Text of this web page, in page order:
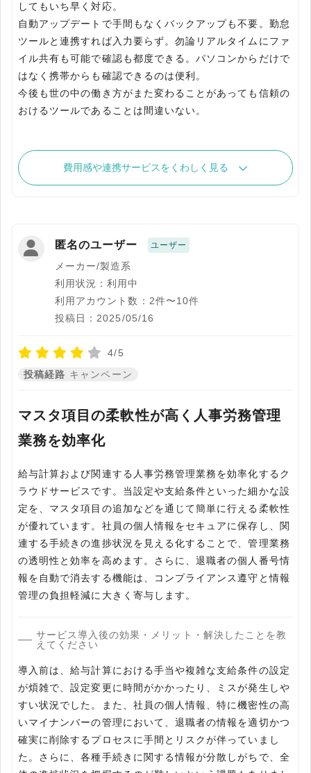
してもいち早く対応。
自動アップデートで手間もなくバックアップも不要。勤怠
ツールと連携すれば入力要らず。勿論リアルタイムにファ
イル共有も可能で確認も都度できる。パソコンからだけで
はなく携帯からも確認できるのは便利。
今後も世の中の働き方がまた変わることがあっても信頼の
おけるツールであることは間違いない。
費用感や連携サービスをくわしく見る
匿名のユーザー ユーザー
メーカー/製造系
利用状況：利用中
利用アカウント数：2件〜10件
投稿日：2025/05/16
4/5
投稿経路 キャンペーン
マスタ項目の柔軟性が高く人事労務管理
業務を効率化
給与計算および関連する人事労務管理業務を効率化するク
ラウドサービスです。当設定や支給条件といった細かな設
定を、マスタ項目の追加などを通じて簡単に行える柔軟性
が優れています。社員の個人情報をセキュアに保存し、関
連する手続きの進捗状況を見える化することで、管理業務
の透明性と効率を高めます。さらに、退職者の個人番号情
報を自動で消去する機能は、コンプライアンス遵守と情報
管理の負担軽減に大きく寄与します。
サービス導入後の効果・メリット・解決したことを教
えてください
導入前は、給与計算における手当や複雑な支給条件の設定
が煩雑で、設定変更に時間がかかったり、ミスが発生しや
すい状況でした。また、社員の個人情報、特に機密性の高
いマイナンバーの管理において、退職者の情報を適切かつ
確実に削除するプロセスに手間とリスクが伴っていまし
た。さらに、各種手続きに関する情報が分散しがちで、全